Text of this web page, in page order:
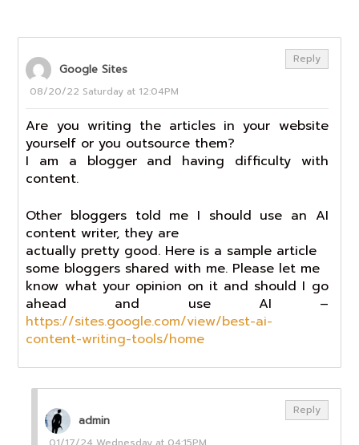
Google Sites
08/20/22 Saturday at 12:04PM
Are you writing the articles in your website
yourself or you outsource them?
I am a blogger and having difficulty with
content.
Other bloggers told me I should use an AI
content writer, they are
actually pretty good. Here is a sample article
some bloggers shared with me. Please let me
know what your opinion on it and should I go
ahead and use AI –
https://sites.google.com/view/best-ai-
content-writing-tools/home
Reply
admin
Reply